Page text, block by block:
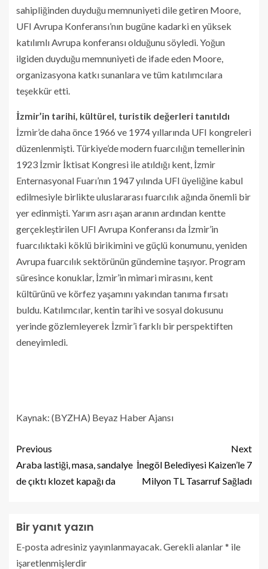
sahipliğinden duyduğu memnuniyeti dile getiren Moore,
UFI Avrupa Konferansı’nın bugüne kadarki en yüksek
katılımlı Avrupa konferansı olduğunu söyledi. Yoğun
ilgiden duyduğu memnuniyeti de ifade eden Moore,
organizasyona katkı sunanlara ve tüm katılımcılara
teşekkür etti.
İzmir’in tarihi, kültürel, turistik değerleri tanıtıldı
İzmir’de daha önce 1966 ve 1974 yıllarında UFI kongreleri
düzenlenmişti. Türkiye’de modern fuarcılığın temellerinin
1923 İzmir İktisat Kongresi ile atıldığı kent, İzmir
Enternasyonal Fuarı’nın 1947 yılında UFI üyeliğine kabul
edilmesiyle birlikte uluslararası fuarcılık ağında önemli bir
yer edinmişti. Yarım asrı aşan aranın ardından kentte
gerçekleştirilen UFI Avrupa Konferansı da İzmir’in
fuarcılıktaki köklü birikimini ve güçlü konumunu, yeniden
Avrupa fuarcılık sektörünün gündemine taşıyor. Program
süresince konuklar, İzmir’in mimari mirasını, kent
kültürünü ve körfez yaşamını yakından tanıma fırsatı
buldu. Katılımcılar, kentin tarihi ve sosyal dokusunu
yerinde gözlemleyerek İzmir’i farklı bir perspektiften
deneyimledi.
Kaynak: (BYZHA) Beyaz Haber Ajansı
Previous
Araba lastiği, masa, sandalye
de çıktı klozet kapağı da
Next
İnegöl Belediyesi Kaizen’le 7
Milyon TL Tasarruf Sağladı
Bir yanıt yazın
E-posta adresiniz yayınlanmayacak. Gerekli alanlar* ile
işaretlenmişlerdir